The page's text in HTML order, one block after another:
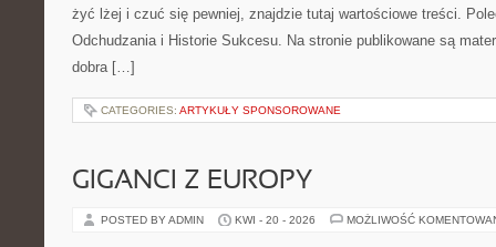
żyć lżej i czuć się pewniej, znajdzie tutaj wartościowe treści.
Odchudzania i Historie Sukcesu. Na stronie publikowane są
dobra […]
CATEGORIES: ARTYKUŁY SPONSOROWANE
GIGANCI Z EUROPY
POSTED BY ADMIN KWI - 20 - 2026 MOŻLIWOŚĆ